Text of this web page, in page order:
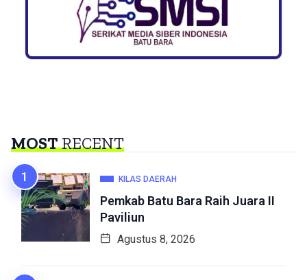
MOSTRECENT
KILAS DAERAH
Pemkab Batu Bara Raih Juara II
Paviliun
Agustus 8, 2026